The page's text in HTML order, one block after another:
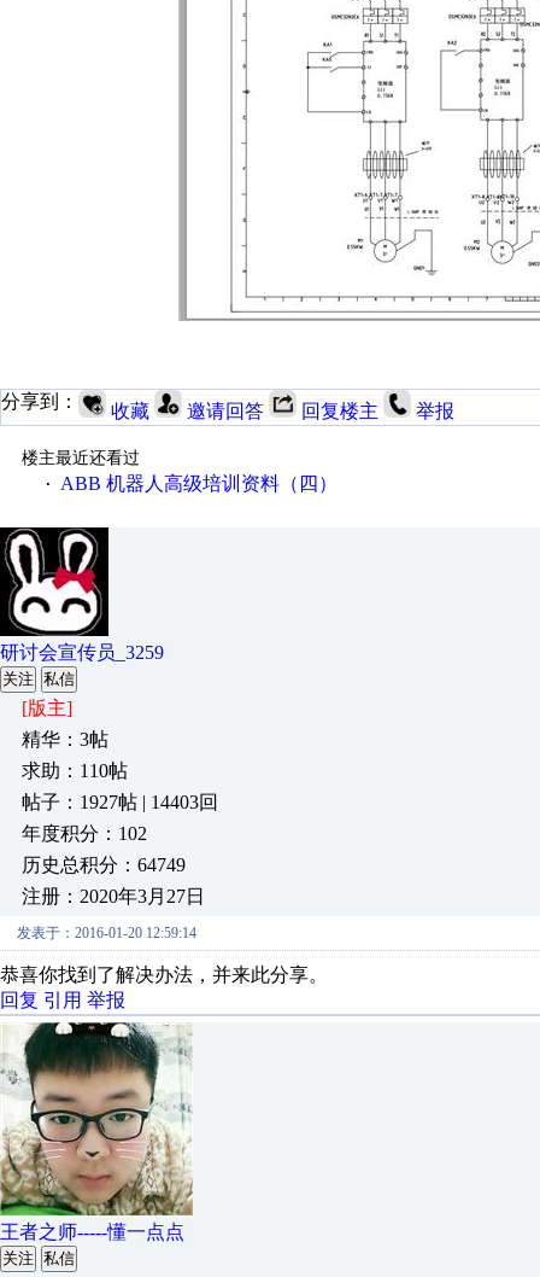
分享到： 收藏 邀请回答 回复楼主 举报
楼主最近还看过
·
ABB 机器人高级培训资料（四）
研讨会宣传员_3259
关注 私信
[版主]
精华：3帖
求助：110帖
帖子：1927帖 | 14403回
年度积分：102
历史总积分：64749
注册：2020年3月27日
发表于：2016-01-20 12:59:14
恭喜你找到了解决办法，并来此分享。
回复 引用 举报
王者之师-----懂一点点
关注 私信